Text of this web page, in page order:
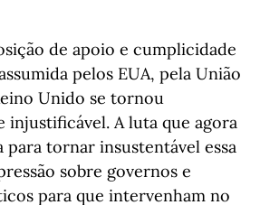
de apoio e cumplicidade
pelos EUA, pela União
Unido se tornou
injustificável. A luta que agora
para tornar insustentável essa
sobre governos e
para que intervenham no